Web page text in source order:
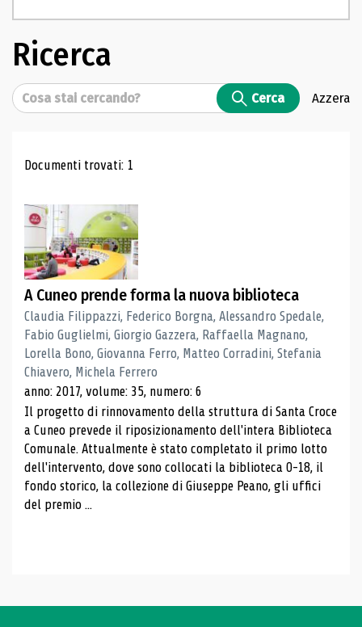
Ricerca
Cerca Cerca Azzera
Risultati di ricerca
Documenti trovati: 1
A Cuneo prende forma la nuova biblioteca
Claudia Filippazzi, Federico Borgna, Alessandro Spedale,
Fabio Guglielmi, Giorgio Gazzera, Raffaella Magnano,
Lorella Bono, Giovanna Ferro, Matteo Corradini, Stefania
Chiavero, Michela Ferrero
anno: 2017, volume: 35, numero: 6
Il progetto di rinnovamento della struttura di Santa Croce
a Cuneo prevede il riposizionamento dell'intera Biblioteca
Comunale. Attualmente è stato completato il primo lotto
dell'intervento, dove sono collocati la biblioteca 0-18, il
fondo storico, la collezione di Giuseppe Peano, gli uffici
del premio ...